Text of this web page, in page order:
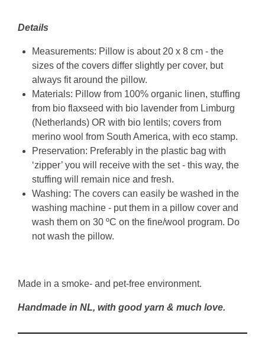
Details
Measurements: Pillow is about 20 x 8 cm - the
sizes of the covers differ slightly per cover, but
always fit around the pillow.
Materials: Pillow from 100% organic linen, stuffing
from bio flaxseed with bio lavender from Limburg
(Netherlands) OR with bio lentils; covers from
merino wool from South America, with eco stamp.
Preservation: Preferably in the plastic bag with
‘zipper’ you will receive with the set - this way, the
stuffing will remain nice and fresh.
Washing: The covers can easily be washed in the
washing machine - put them in a pillow cover and
wash them on 30 ºC on the fine/wool program. Do
not wash the pillow.
Made in a smoke- and pet-free environment.
Handmade in NL, with good yarn & much love.